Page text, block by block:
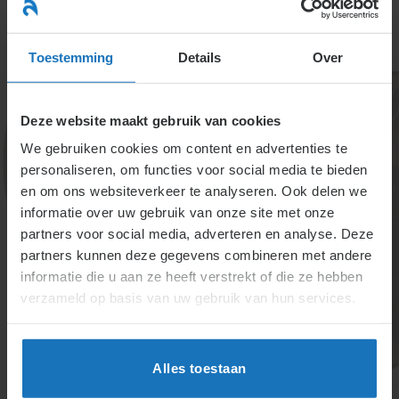
Toestemming Details Over
Deze website maakt gebruik van cookies
We gebruiken cookies om content en advertenties te
personaliseren, om functies voor social media te bieden
en om ons websiteverkeer te analyseren. Ook delen we
informatie over uw gebruik van onze site met onze
partners voor social media, adverteren en analyse. Deze
partners kunnen deze gegevens combineren met andere
informatie die u aan ze heeft verstrekt of die ze hebben
verzameld op basis van uw gebruik van hun services.
Alles toestaan
naar
inhoud
2.6.3. Gevolgen van het
discrimineren
afspraken en schadevergoeding. Werknemers